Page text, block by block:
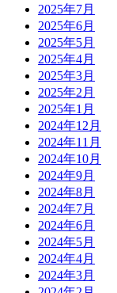
2025年7月
2025年6月
2025年5月
2025年4月
2025年3月
2025年2月
2025年1月
2024年12月
2024年11月
2024年10月
2024年9月
2024年8月
2024年7月
2024年6月
2024年5月
2024年4月
2024年3月